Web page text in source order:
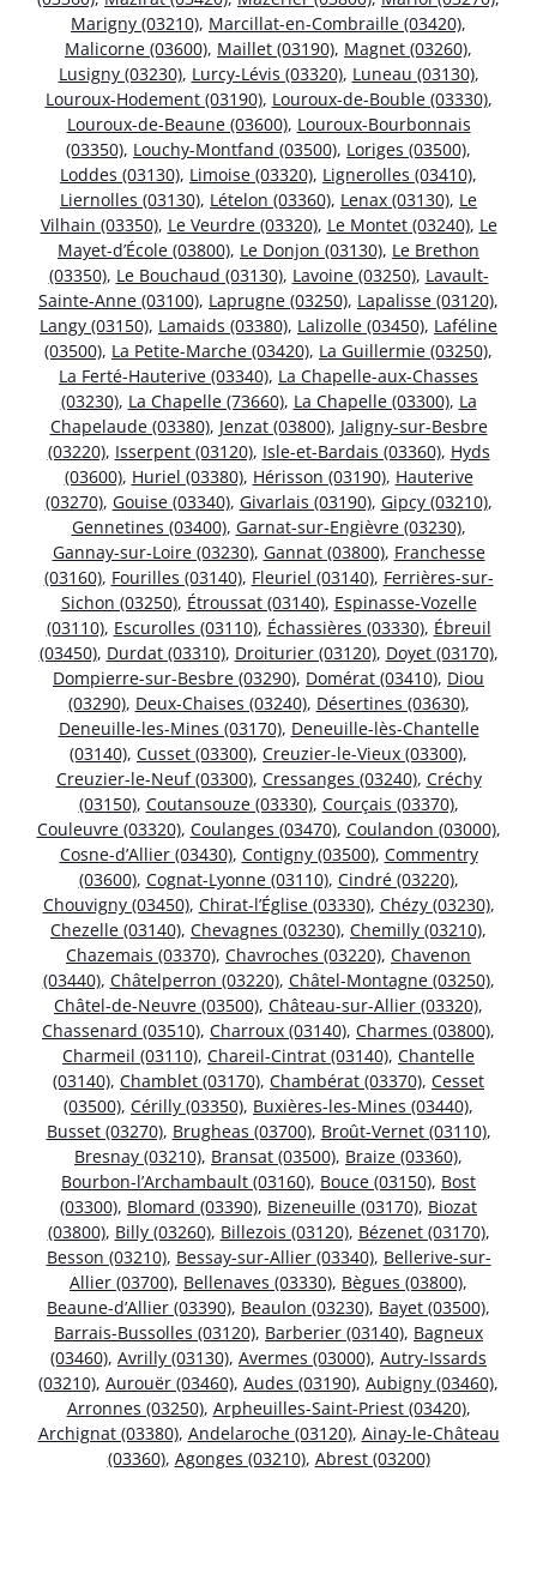
Marigny (03210), Marcillat-en-Combraille (03420),
Malicorne (03600), Maillet (03190), Magnet (03260),
Lusigny (03230), Lurcy-Lévis (03320), Luneau (03130),
Louroux-Hodement (03190), Louroux-de-Bouble (03330),
Louroux-de-Beaune (03600), Louroux-Bourbonnais
(03350), Louchy-Montfand (03500), Loriges (03500),
Loddes (03130), Limoise (03320), Lignerolles (03410),
Liernolles (03130), Lételon (03360), Lenax (03130), Le
Vilhain (03350), Le Veurdre (03320), Le Montet (03240), Le
Mayet-d’École (03800), Le Donjon (03130), Le Brethon
(03350), Le Bouchaud (03130), Lavoine (03250), Lavault-
Sainte-Anne (03100), Laprugne (03250), Lapalisse (03120),
Langy (03150), Lamaids (03380), Lalizolle (03450), Laféline
(03500), La Petite-Marche (03420), La Guillermie (03250),
La Ferté-Hauterive (03340), La Chapelle-aux-Chasses
(03230), La Chapelle (73660), La Chapelle (03300), La
Chapelaude (03380), Jenzat (03800), Jaligny-sur-Besbre
(03220), Isserpent (03120), Isle-et-Bardais (03360), Hyds
(03600), Huriel (03380), Hérisson (03190), Hauterive
(03270), Gouise (03340), Givarlais (03190), Gipcy (03210),
Gennetines (03400), Garnat-sur-Engièvre (03230),
Gannay-sur-Loire (03230), Gannat (03800), Franchesse
(03160), Fourilles (03140), Fleuriel (03140), Ferrières-sur-
Sichon (03250), Étroussat (03140), Espinasse-Vozelle
(03110), Escurolles (03110), Échassières (03330), Ébreuil
(03450), Durdat (03310), Droiturier (03120), Doyet (03170),
Dompierre-sur-Besbre (03290), Domérat (03410), Diou
(03290), Deux-Chaises (03240), Désertines (03630),
Deneuille-les-Mines (03170), Deneuille-lès-Chantelle
(03140), Cusset (03300), Creuzier-le-Vieux (03300),
Creuzier-le-Neuf (03300), Cressanges (03240), Créchy
(03150), Coutansouze (03330), Courçais (03370),
Couleuvre (03320), Coulanges (03470), Coulandon (03000),
Cosne-d’Allier (03430), Contigny (03500), Commentry
(03600), Cognat-Lyonne (03110), Cindré (03220),
Chouvigny (03450), Chirat-l’Église (03330), Chézy (03230),
Chezelle (03140), Chevagnes (03230), Chemilly (03210),
Chazemais (03370), Chavroches (03220), Chavenon
(03440), Châtelperron (03220), Châtel-Montagne (03250),
Châtel-de-Neuvre (03500), Château-sur-Allier (03320),
Chassenard (03510), Charroux (03140), Charmes (03800),
Charmeil (03110), Chareil-Cintrat (03140), Chantelle
(03140), Chamblet (03170), Chambérat (03370), Cesset
(03500), Cérilly (03350), Buxières-les-Mines (03440),
Busset (03270), Brugheas (03700), Broût-Vernet (03110),
Bresnay (03210), Bransat (03500), Braize (03360),
Bourbon-l’Archambault (03160), Bouce (03150), Bost
(03300), Blomard (03390), Bizeneuille (03170), Biozat
(03800), Billy (03260), Billezois (03120), Bézenet (03170),
Besson (03210), Bessay-sur-Allier (03340), Bellerive-sur-
Allier (03700), Bellenaves (03330), Bègues (03800),
Beaune-d’Allier (03390), Beaulon (03230), Bayet (03500),
Barrais-Bussolles (03120), Barberier (03140), Bagneux
(03460), Avrilly (03130), Avermes (03000), Autry-Issards
(03210), Aurouër (03460), Audes (03190), Aubigny (03460),
Arronnes (03250), Arpheuilles-Saint-Priest (03420),
Archignat (03380), Andelaroche (03120), Ainay-le-Château
(03360), Agonges (03210), Abrest (03200)